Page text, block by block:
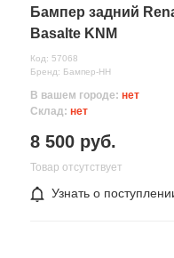
Бампер задний
Basalte KNM
Код: 57068
Бренд: Бампер-НН
В вашем городе: нет
Склад: нет
8 500 руб.
Товар отсутствует
Узнать о